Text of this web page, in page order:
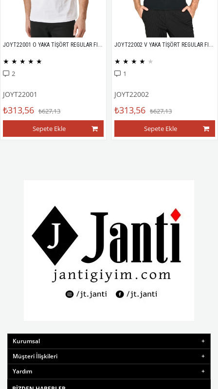
JOYT22001 O YAKA TİŞÖRT REGULAR FIT %100 PAMUK COMPACK PENYE
★ ★ ★ ★ ★
2
JOYT22001
₺313,56 ₺627,13
Sepete Ekle
JOYT22002 V YAKA TİŞÖRT REGULAR FIT %100 PAMUK COMPACK PENYE
★ ★ ★ ★ ★
1
JOYT22002
₺313,56 ₺627,13
Sepete Ekle
Kurumsal
Müşteri İlişkileri
Yardım